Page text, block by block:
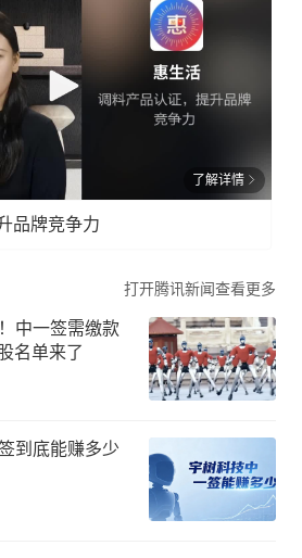
了解详情
品牌竞争力
打开腾讯新闻查看更多
中一签需缴款
名单来了
到底能赚多少